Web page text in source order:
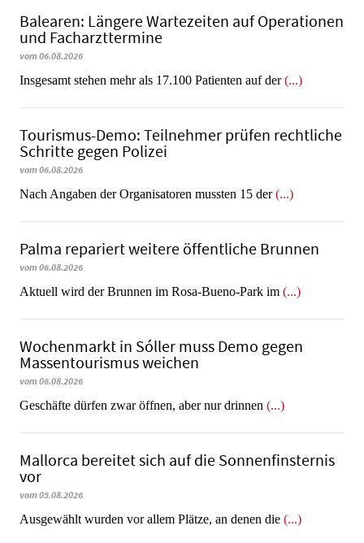
Balearen: Längere Wartezeiten auf Operationen
und Facharzttermine
vom 06.08.2026
Insgesamt stehen mehr als 17.100 Patienten auf der(...)
Tourismus-Demo: Teilnehmer prüfen rechtliche
Schritte gegen Polizei
vom 06.08.2026
Nach Angaben der Organisatoren mussten 15 der(...)
Palma repariert weitere öffentliche Brunnen
vom 06.08.2026
Aktuell wird der Brunnen im Rosa-Bueno-Park im (...)
Wochenmarkt in Sóller muss Demo gegen
Massentourismus weichen
vom 06.08.2026
Geschäfte dürfen zwar öffnen, aber nur drinnen (...)
Mallorca bereitet sich auf die Sonnenfinsternis
vor
vom 05.08.2026
Ausgewählt wurden vor allem Plätze, an denen die (...)